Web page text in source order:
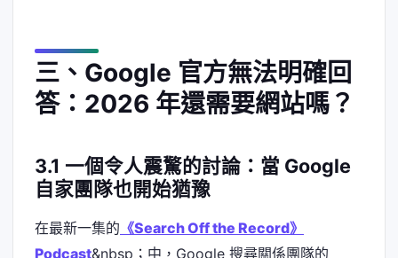
三、Google 官方無法明確回
答：2026 年還需要網站嗎？
3.1 一個令人震驚的討論：當 Google
自家團隊也開始猶豫
在最新一集的 《Search Off the Record》
Podcast&nbsp；中，Google 搜尋關係團隊的